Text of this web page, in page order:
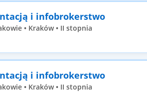
i infobrokerstwo
• Kraków • II stopnia
i infobrokerstwo
• Kraków • II stopnia